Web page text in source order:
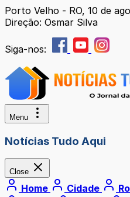
Porto Velho - RO, 10 de
Direção: Osmar Silva
Siga-nos:
Menu
Notícias Tudo Aqui
Close
Home Cidade